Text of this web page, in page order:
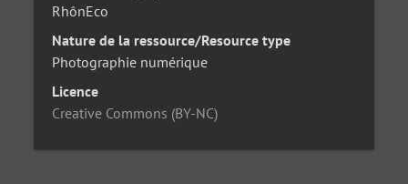
RhônEco
Nature de la ressource/Resource type
Photographie numérique
Licence
Creative Commons (BY-NC)